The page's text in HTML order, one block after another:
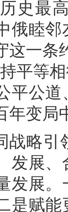
史最
俄睦
这一条
平等
平公
年变局
战略引
发展
发展
是赋